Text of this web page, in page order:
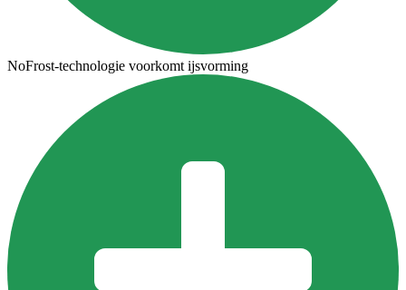
NoFrost-technologie voorkomt ijsvorming